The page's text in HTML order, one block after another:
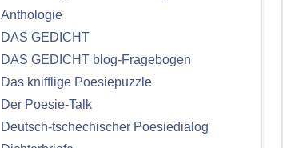
Anthologie
DAS GEDICHT
DAS GEDICHT blog-Fragebogen
Das knifflige Poesiepuzzle
Der Poesie-Talk
Deutsch-tschechischer Poesiedialog